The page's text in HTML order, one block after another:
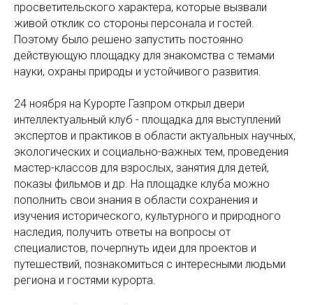
просветительского характера, которые вызвали
живой отклик со стороны персонала и гостей.
Поэтому было решено запустить постоянно
действующую площадку для знакомства с темами
науки, охраны природы и устойчивого развития.
24 ноября на Курорте Газпром открыл двери
интеллектуальный клуб - площадка для выступлений
экспертов и практиков в области актуальных научных,
экологических и социально-важных тем, проведения
мастер-классов для взрослых, занятия для детей,
показы фильмов и др. На площадке клуба можно
пополнить свои знания в области сохранения и
изучения исторического, культурного и природного
наследия, получить ответы на вопросы от
специалистов, почерпнуть идеи для проектов и
путешествий, познакомиться с интересными людьми
региона и гостями курорта.